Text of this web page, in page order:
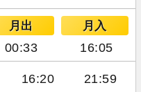
月出 月入
00:33 16:05
16:20 21:59